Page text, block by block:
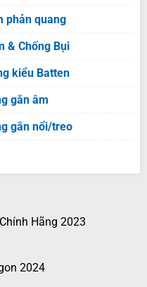
phản quang
& Chống Bụi
kiểu Batten
gắn âm
gắn nổi/treo
Hãng 2023
2024